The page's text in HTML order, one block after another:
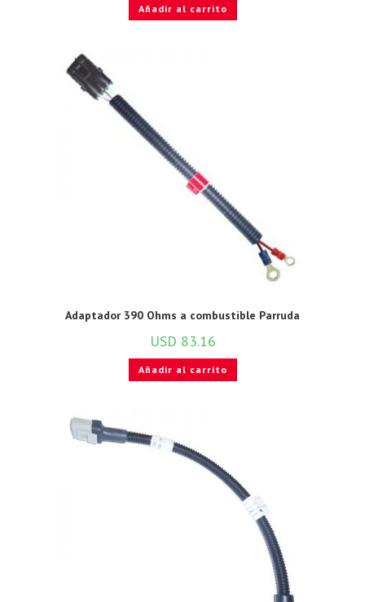
Añadir al carrito
Adaptador 390 Ohms a combustible Parruda
USD 83.16
Añadir al carrito